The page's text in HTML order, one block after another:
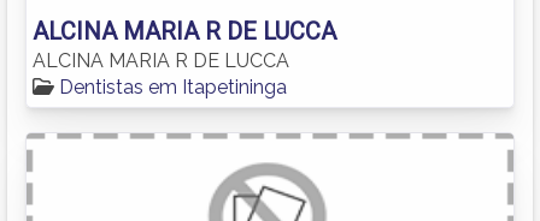
ALCINA MARIA R DE LUCCA
ALCINA MARIA R DE LUCCA
Dentistas em Itapetininga